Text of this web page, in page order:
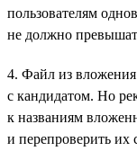
пользователям
не должно
4. Файл из вложения
с кандидатом. Но
к названиям
и перепроверить